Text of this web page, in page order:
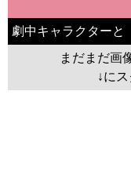
劇中キャラクターと
まだまだ画
↓に